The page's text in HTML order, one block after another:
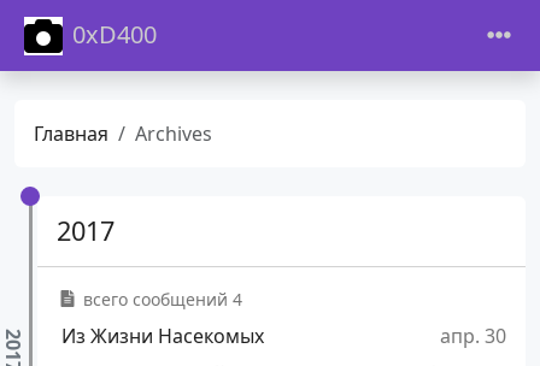
0xD400
Главная Archives
2017
всего сообщений 4
Из Жизни Насекомых
апр. 30